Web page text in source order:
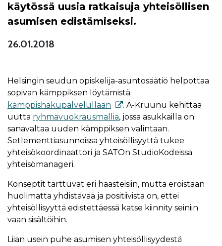
käytössä uusia ratkaisuja yhteisöllisen
asumisen edistämiseksi.
26.01.2018
Helsingin seudun opiskelija-asuntosäätiö helpottaa
sopivan kämppiksen löytämistä
kämppishakupalvelullaan
. A-Kruunu kehittää
uutta ryhmävuokrausmallia, jossa asukkailla on
sanavaltaa uuden kämppiksen valintaan.
Setlementtiasunnoissa yhteisöllisyyttä tukee
yhteisökoordinaattori ja SATOn StudioKodeissa
yhteisömanageri.
Konseptit tarttuvat eri haasteisiin, mutta eroistaan
huolimatta yhdistävää ja positiivista on, ettei
yhteisöllisyyttä edistettäessä katse kiinnity seiniin
vaan sisältöihin.
Liian usein puhe asumisen yhteisöllisyydestä